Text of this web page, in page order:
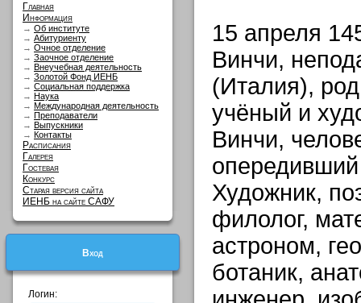
Главная
Информация
→ Об институте
→ Абитуриенту
→ Очное отделение
→ Заочное отделение
→ Внеучебная деятельность
→ Золотой Фонд ИЕНБ
→ Социальная поддержка
→ Наука
→ Международная деятельность
→ Преподаватели
→ Выпускники
→ Контакты
Расписания
Галерея
Гостевая
Конкурс
Старая версия сайта
ИЕНБ на сайте САФУ
Вход
Логин:
15 апреля
Винчи,
(Италия),
учёный и
Винчи,
Художник,
филолог,
астроном,
ботаник,